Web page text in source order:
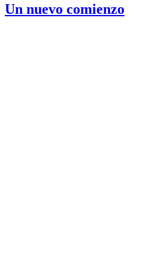
Un nuevo comienzo